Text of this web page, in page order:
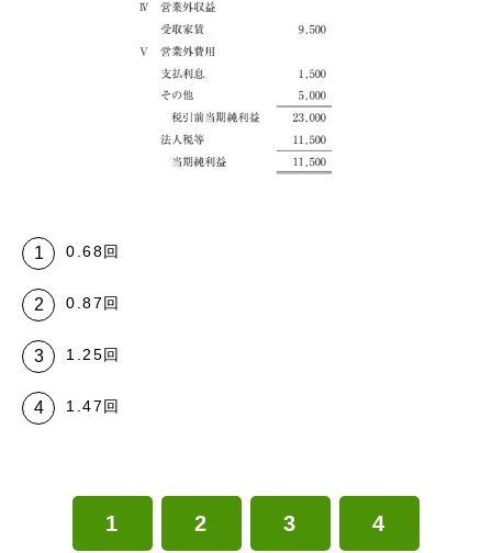
0.68回
0.87回
1.25回
1.47回
1 2 3 4